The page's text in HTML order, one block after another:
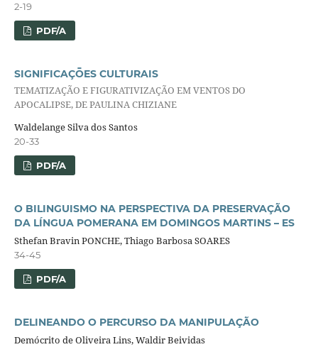
2-19
PDF/A
SIGNIFICAÇŌES CULTURAIS
TEMATIZAÇÃO E FIGURATIVIZAÇÃO EM VENTOS DO
APOCALIPSE, DE PAULINA CHIZIANE
Waldelange Silva dos Santos
20-33
PDF/A
O BILINGUISMO NA PERSPECTIVA DA PRESERVAÇÃO
DA LÍNGUA POMERANA EM DOMINGOS MARTINS – ES
Sthefan Bravin PONCHE, Thiago Barbosa SOARES
34-45
PDF/A
DELINEANDO O PERCURSO DA MANIPULAÇÃO
Demócrito de Oliveira Lins, Waldir Beividas